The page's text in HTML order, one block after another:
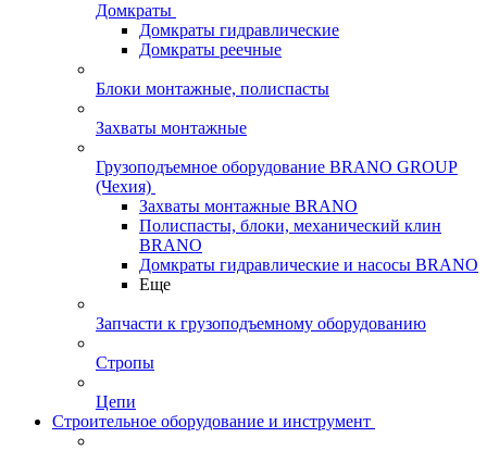
Домкраты
Домкраты гидравлические
Домкраты реечные
Блоки монтажные, полиспасты
Захваты монтажные
Грузоподъемное оборудование BRANO GROUP
(Чехия)
Захваты монтажные BRANO
Полиспасты, блоки, механический клин
BRANO
Домкраты гидравлические и насосы BRANO
Еще
Запчасти к грузоподъемному оборудованию
Стропы
Цепи
Строительное оборудование и инструмент